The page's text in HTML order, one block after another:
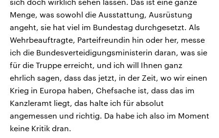
Menge, was sowohl die Ausstattung, Ausrüstung
angeht, sie hat viel im Bundestag durchgesetzt. Als
Wehrbeauftragte, Parteifreundin hin oder her, messe
ich die Bundesverteidigungsministerin daran, was sie
für die Truppe erreicht, und ich will Ihnen ganz
ehrlich sagen, dass das jetzt, in der Zeit, wo wir einen
Krieg in Europa haben, Chefsache ist, dass das im
Kanzleramt liegt, das halte ich für absolut
angemessen und richtig. Da habe ich also im Moment
keine Kritik dran.